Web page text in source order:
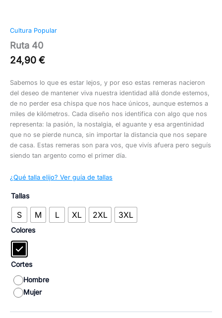
Cultura Popular
Ruta 40
24,90 €
Sabemos lo que es estar lejos, y por eso estas remeras nacieron
del deseo de mantener viva nuestra identidad allá donde estemos,
de no perder esa chispa que nos hace únicos, aunque estemos a
miles de kilómetros. Cada diseño nos identifica con algo que nos
representa: la pasión, la nostalgia, el aguante y esa argentinidad
que no se pierde nunca, sin importar la distancia que nos separe
de casa. Estas remeras son para vos, que vivís afuera pero seguís
siendo tan argento como el primer día.
¿Qué talla elijo? Ver guía de tallas
Tallas
S M L XL 2XL 3XL
Colores
Cortes
Hombre
Mujer